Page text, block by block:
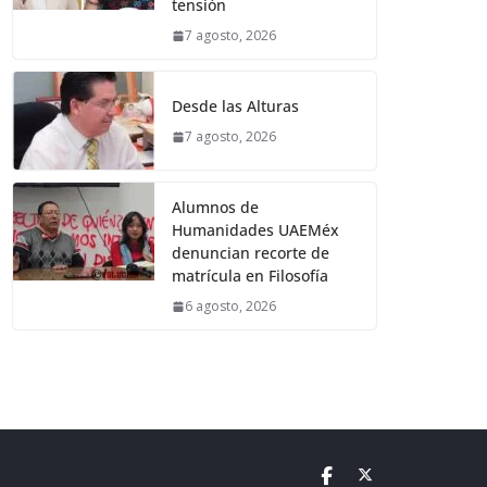
tensión
7 agosto, 2026
Desde las Alturas
7 agosto, 2026
Alumnos de
Humanidades UAEMéx
denuncian recorte de
matrícula en Filosofía
6 agosto, 2026